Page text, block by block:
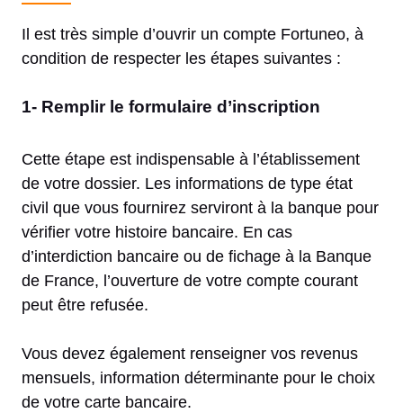
Il est très simple d’ouvrir un compte Fortuneo, à
condition de respecter les étapes suivantes :
1- Remplir le formulaire d’inscription
Cette étape est indispensable à l’établissement
de votre dossier. Les informations de type état
civil que vous fournirez serviront à la banque pour
vérifier votre histoire bancaire. En cas
d’interdiction bancaire ou de fichage à la Banque
de France, l’ouverture de votre compte courant
peut être refusée.
Vous devez également renseigner vos revenus
mensuels, information déterminante pour le choix
de votre carte bancaire.